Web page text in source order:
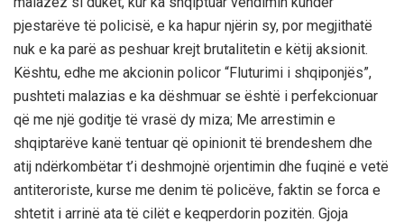
pjestarëve të policisë, e ka hapur njërin sy, por megjithatë
nuk e ka parë as peshuar krejt brutalitetin e këtij aksionit.
Kështu, edhe me akcionin policor “Fluturimi i shqiponjës”,
pushteti malazias e ka dëshmuar se është i perfekcionuar
që me një goditje të vrasë dy miza; Me arrestimin e
shqiptarëve kanë tentuar që opinionit të brendeshem dhe
atij ndërkombëtar t’i deshmojnë orjentimin dhe fuqinë e vetë
antiteroriste, kurse me denim të policëve, faktin se forca e
shtetit i arrinë ata të cilët e keqperdorin pozitën. Gjoja